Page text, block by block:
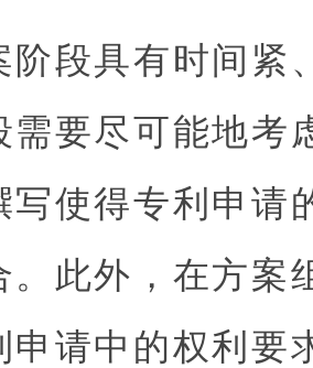
阶段具有时间紧
需要尽可能地考
写使得专利申请
。此外，在方案
申请中的权利要